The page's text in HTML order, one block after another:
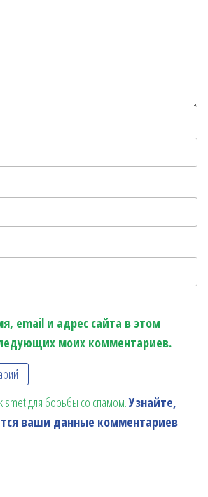
email и адрес сайта в этом
моих комментариев.
для борьбы со спамом.Узнайте,
ваши данные комментариев.